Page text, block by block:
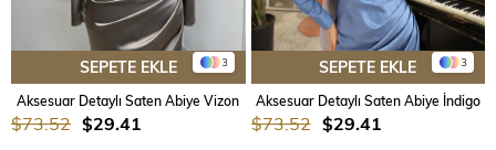
3
SEPETE EKLE
Aksesuar Detaylı Saten Abiye Vizon
$29.41
$73.52
3
SEPETE EKLE
Aksesuar Detaylı Saten Abiye İndigo
$29.41
$73.52